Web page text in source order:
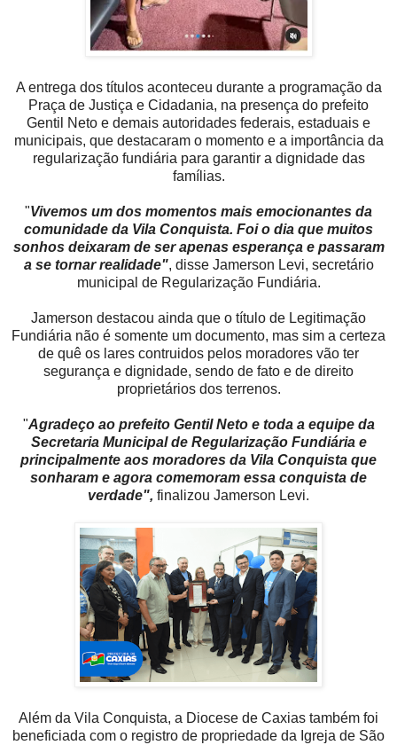
A entrega dos títulos aconteceu durante a programação da
Praça de Justiça e Cidadania, na presença do prefeito
Gentil Neto e demais autoridades federais, estaduais e
municipais, que destacaram o momento e a importância da
regularização fundiária para garantir a dignidade das
famílias.
"Vivemos um dos momentos mais emocionantes da
comunidade da Vila Conquista. Foi o dia que muitos
sonhos deixaram de ser apenas esperança e passaram
a se tornar realidade", disse Jamerson Levi, secretário
municipal de Regularização Fundiária.
Jamerson destacou ainda que o título de Legitimação
Fundiária não é somente um documento, mas sim a certeza
de quê os lares contruidos pelos moradores vão ter
segurança e dignidade, sendo de fato e de direito
proprietários dos terrenos.
"Agradeço ao prefeito Gentil Neto e toda a equipe da
Secretaria Municipal de Regularização Fundiária e
principalmente aos moradores da Vila Conquista que
sonharam e agora comemoram essa conquista de
verdade", finalizou Jamerson Levi.
Além da Vila Conquista, a Diocese de Caxias também foi
beneficiada com o registro de propriedade da Igreja de São